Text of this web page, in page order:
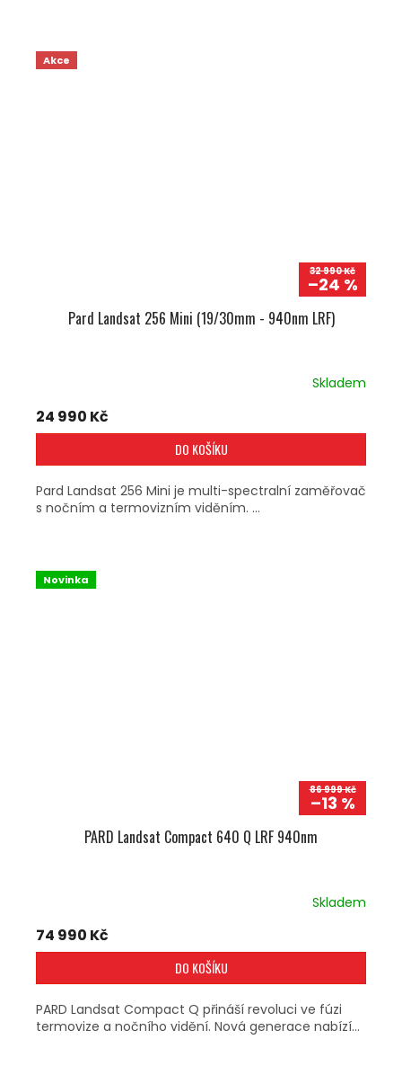
Akce
32 990 Kč
–24 %
Pard Landsat 256 Mini (19/30mm - 940nm LRF)
Skladem
24 990 Kč
DO KOŠÍKU
Pard Landsat 256 Mini je multi-spectralní zaměřovač
s nočním a termovizním viděním. ...
Novinka
86 999 Kč
–13 %
PARD Landsat Compact 640 Q LRF 940nm
Skladem
74 990 Kč
DO KOŠÍKU
PARD Landsat Compact Q přináší revoluci ve fúzi
termovize a nočního vidění. Nová generace nabízí...